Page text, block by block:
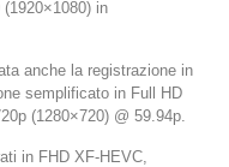
in
anche la registrazione in
semplificato in Full HD
(1280×720) @ 59.94p.
in FHD XF-HEVC,